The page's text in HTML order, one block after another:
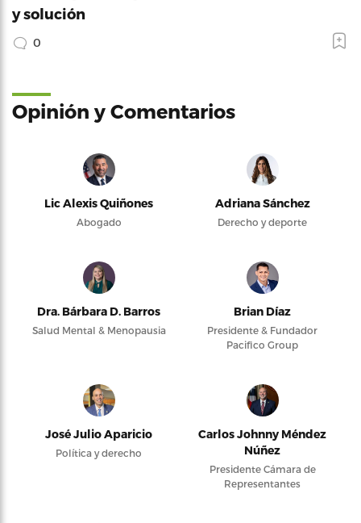
y solución
0
Opinión y Comentarios
Lic Alexis Quiñones
Abogado
Adriana Sánchez
Derecho y deporte
Dra. Bárbara D. Barros
Salud Mental & Menopausia
Brian Díaz
Presidente & Fundador
Pacifico Group
José Julio Aparicio
Política y derecho
Carlos Johnny Méndez
Núñez
Presidente Cámara de
Representantes